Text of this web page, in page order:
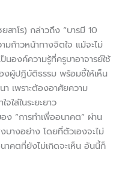
าโร) กล่าวถึง “บารมี 10
มก้าวหน้าทางจิตใจ แม้จะไม่
นองค์ความรู้ที่ครูบาอาจารย์ใช้
ผู้ปฏิบัติธรรม พร้อมชี้ให้เห็น
า เพราะต้องอาศัยความ
ใส่ในระยะยาว
“การทำเพื่ออนาคต” ผ่าน
บางอย่าง โดยที่ตัวเองจะไม่
าคตที่ยังไม่เกิดจะเห็น อันนี้ก็